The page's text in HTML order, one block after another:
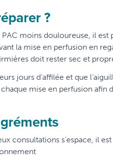
?
moins douloureuse, il est
la mise en perfusion en
doit rester sec et
jours d’affilée et que
mise en perfusion afin
consultations s’espace, il